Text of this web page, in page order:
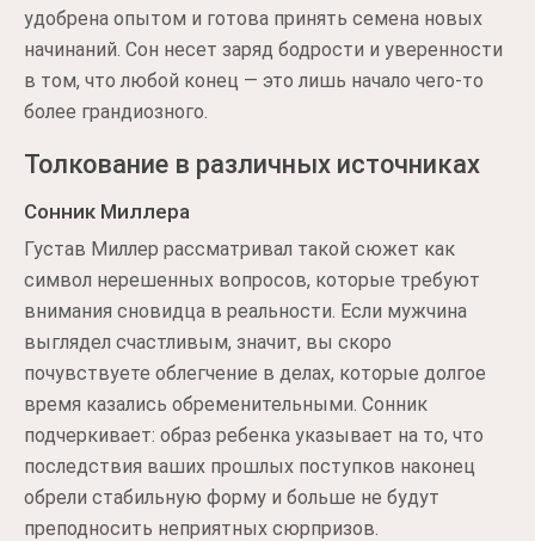
удобрена опытом и готова принять семена новых
начинаний. Сон несет заряд бодрости и уверенности
в том, что любой конец — это лишь начало чего-то
более грандиозного.
Толкование в различных источниках
Сонник Миллера
Густав Миллер рассматривал такой сюжет как
символ нерешенных вопросов, которые требуют
внимания сновидца в реальности. Если мужчина
выглядел счастливым, значит, вы скоро
почувствуете облегчение в делах, которые долгое
время казались обременительными. Сонник
подчеркивает: образ ребенка указывает на то, что
последствия ваших прошлых поступков наконец
обрели стабильную форму и больше не будут
преподносить неприятных сюрпризов.